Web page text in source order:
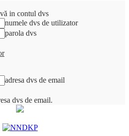
in contul dvs
numele dvs de utilizator
parola dvs
adresa dvs de email
dvs de email.